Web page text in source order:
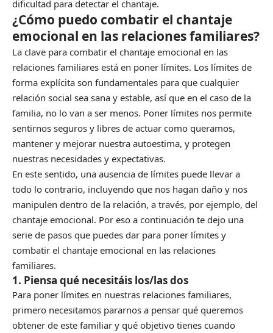
dificultad para detectar el chantaje.
¿Cómo puedo combatir el chantaje
emocional en las relaciones familiares?
La clave para combatir el chantaje emocional en las
relaciones familiares está en poner límites. Los límites de
forma explícita son fundamentales para que cualquier
relación social sea sana y estable, así que en el caso de la
familia, no lo van a ser menos. Poner límites nos permite
sentirnos seguros y libres de actuar como queramos,
mantener y mejorar nuestra autoestima, y protegen
nuestras necesidades y expectativas.
En este sentido, una ausencia de límites puede llevar a
todo lo contrario, incluyendo que nos hagan daño y nos
manipulen dentro de la relación, a través, por ejemplo, del
chantaje emocional. Por eso a continuación te dejo una
serie de pasos que puedes dar para poner límites y
combatir el chantaje emocional en las relaciones
familiares.
1. Piensa qué necesitáis los/las dos
Para poner límites en nuestras relaciones familiares,
primero necesitamos pararnos a pensar qué queremos
obtener de este familiar y qué objetivo tienes cuando